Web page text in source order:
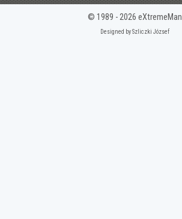
© 1989 - 2026 eXtremeMan
Designed by Szliczki József